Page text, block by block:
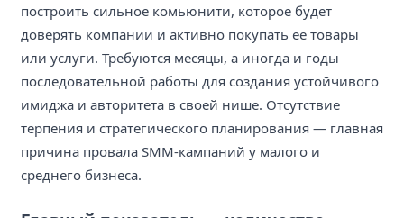
построить сильное комьюнити, которое будет
доверять компании и активно покупать ее товары
или услуги. Требуются месяцы, а иногда и годы
последовательной работы для создания устойчивого
имиджа и авторитета в своей нише. Отсутствие
терпения и стратегического планирования — главная
причина провала SMM-кампаний у малого и
среднего бизнеса.